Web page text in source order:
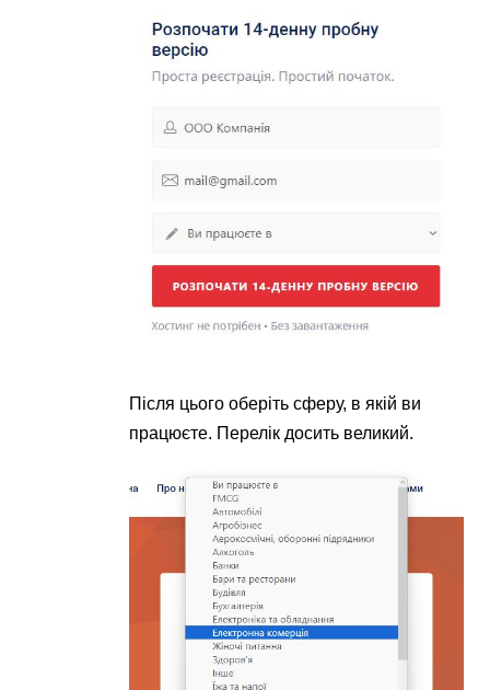
Після цього оберіть сферу, в якій ви
працюєте. Перелік досить великий.